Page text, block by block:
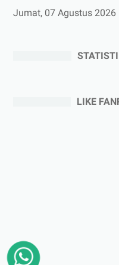
Jumat, 07 Agustus 2026
LIKE